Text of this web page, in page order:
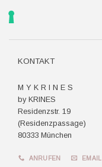
KONTAKT
M Y K R I N E S
by KRINES
Residenzstr. 19
(Residenzpassage)
80333 München
ANRUFEN EMAIL